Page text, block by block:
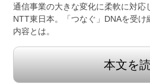
通信事業の大きな変化に柔軟に対応
NTT東日本。「つなぐ」DNAを受
内容とは。
本文を